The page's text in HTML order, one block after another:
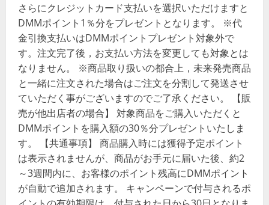
さらにクレジットカード支払いを選択いただけますと
DMMポイント1％分をプレゼントとなります。 ※代
金引換支払いはDMMポイントプレゼント対象外で
す。注文完了後，お支払い方法を変更しても対象とは
なりません。 ※商品取り扱いの都合上，未来発売商品
と一緒に注文された場合はご注文を分割して発送させ
ていただく事がございますのでご了承ください。 【販
売が他出店者の場合】 対象商品をご購入いただくと
DMMポイントを購入額の30％分プレゼントいたしま
す。 【共通事項】 商品購入時には獲得予定ポイント
は表示されませんが、商品がお手元に届いた後、約2
～3週間内に、お客様のポイント残高にDMMポイント
が自動で追加されます。 キャンペーンで付与されるポ